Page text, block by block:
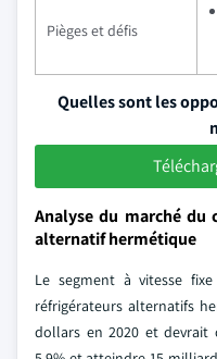
Pièges et défis
Quelles sont les
Analyse du marché du
alternatif hermétique
Le segment à vitesse
réfrigérateurs alternatifs
dollars en 2020 et devrait